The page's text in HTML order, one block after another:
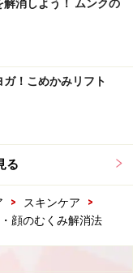
消しよう！ ムンクの
！こめかみリフト
る
> スキンケア
>
顔のむくみ解消法